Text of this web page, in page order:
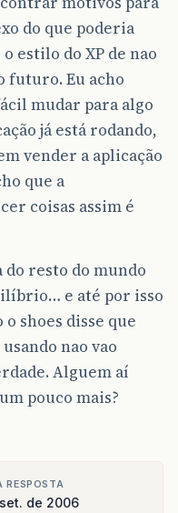
do que poderia
estilo do XP de nao
futuro. Eu acho
mudar para algo
já está rodando,
vender a aplicação
que a
coisas assim é
do resto do mundo
e até por isso
shoes disse que
nao vao
Alguem aí
pouco mais?
RESPOSTA
de 2006